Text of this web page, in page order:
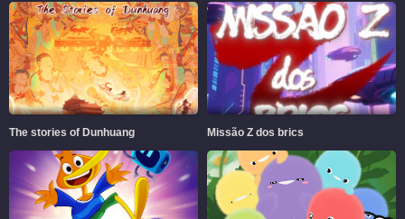
The stories of Dunhuang Missão Z dos brics